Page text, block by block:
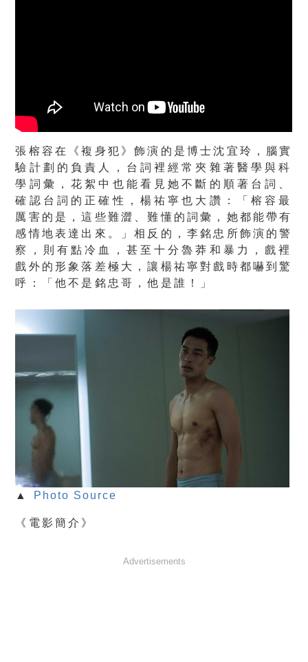
張榕容在《複身犯》飾演的是博士沈宜玲，腦實
驗計劃的負責人， 台詞裡經常夾雜著醫學與科
學詞彙，花絮中也能看見她不斷的順著台詞、
確認台詞的正確性， 楊祐寧也大讚：「榕容最
厲害的是，這些難澀、難懂的詞彙， 她都能帶有
感情地表達出來。」相反的，李銘忠所飾演的警
察， 則有點冷血，甚至十分魯莽和暴力，戲裡
戲外的形象落差極大，讓楊祐寧對戲時都嚇到驚
呼：「他不是銘忠哥，他是誰！」
▲ Photo Source
《電影簡介》
Advertisements